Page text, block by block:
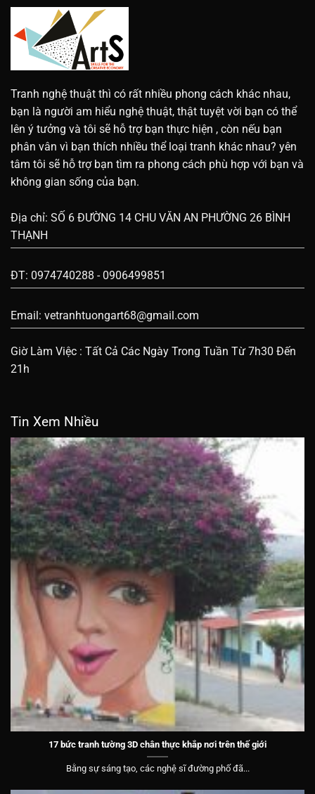
Tranh nghệ thuật thì có rất nhiều phong cách khác nhau,
bạn là người am hiểu nghệ thuật, thật tuyệt vời bạn có thể
lên ý tưởng và tôi sẽ hỗ trợ bạn thực hiện , còn nếu bạn
phân vân vì bạn thích nhiều thể loại tranh khác nhau? yên
tâm tôi sẽ hỗ trợ bạn tìm ra phong cách phù hợp với bạn và
không gian sống của bạn.
Địa chỉ: SỐ 6 ĐƯỜNG 14 CHU VĂN AN PHƯỜNG 26 BÌNH
THẠNH
ĐT: 0974740288 - 0906499851
Email: vetranhtuongart68@gmail.com
Giờ Làm Việc : Tất Cả Các Ngày Trong Tuần Từ 7h30 Đến
21h
Tin Xem Nhiều
17 bức tranh tường 3D chân thực khắp nơi trên thế giới
Bằng sự sáng tạo, các nghệ sĩ đường phố đã...